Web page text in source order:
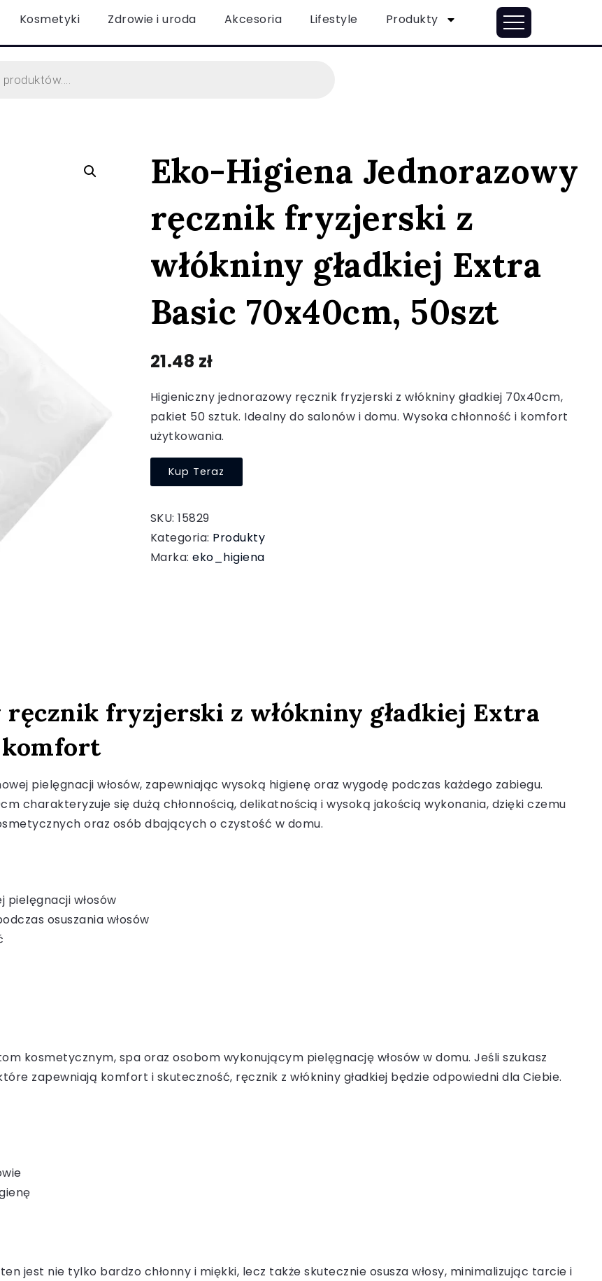
Kosmetyki Zdrowie i uroda Akcesoria Lifestyle Produkty
Eko-Higiena Jednorazowy
ręcznik fryzjerski z
włókniny gładkiej Extra
Basic 70x40cm, 50szt
21.48 zł
Higieniczny jednorazowy ręcznik fryzjerski z włókniny gładkiej 70x40cm,
pakiet 50 sztuk. Idealny do salonów i domu. Wysoka chłonność i komfort
użytkowania.
Kup Teraz
SKU:15829
Kategoria: Produkty
Marka:eko_higiena
fryzjerski z włókniny gładkiej Extra
komfort
pielęgnacji włosów, zapewniając wysoką higienę oraz wygodę podczas każdego zabiegu.
charakteryzuje się dużą chłonnością, delikatnością i wysoką jakością wykonania, dzięki czemu
oraz osób dbających o czystość w domu.
pielęgnacji włosów
osuszania włosów
kosmetycznym, spa oraz osobom wykonującym pielęgnację włosów w domu. Jeśli szukasz
zapewniają komfort i skuteczność, ręcznik z włókniny gładkiej będzie odpowiedni dla Ciebie.
jest nie tylko bardzo chłonny i miękki, lecz także skutecznie osusza włosy, minimalizując tarcie i